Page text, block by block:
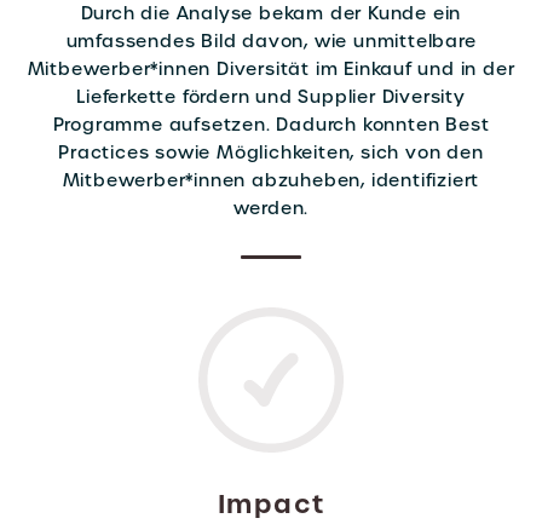
Durch die Analyse bekam der Kunde ein
umfassendes Bild davon, wie unmittelbare
Mitbewerber*innen Diversität im Einkauf und in der
Lieferkette fördern und Supplier Diversity
Programme aufsetzen. Dadurch konnten Best
Practices sowie Möglichkeiten, sich von den
Mitbewerber*innen abzuheben, identifiziert
werden.
Impact